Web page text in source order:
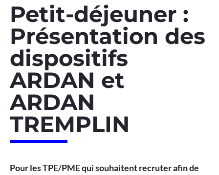
Petit-déjeuner :
Présentation des
dispositifs
ARDAN et
ARDAN
TREMPLIN
Pour les TPE/PME qui souhaitent recruter afin de